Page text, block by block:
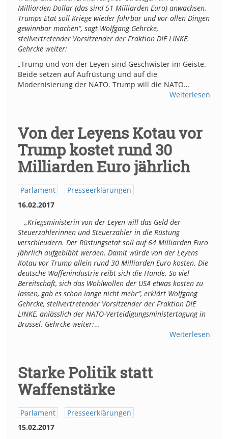
Milliarden Dollar (das sind 51 Milliarden Euro) anwachsen.
Trumps Etat soll Kriege wieder führbar und vor allen Dingen
gewinnbar machen“, sagt Wolfgang Gehrcke,
stellvertretender Vorsitzender der Fraktion DIE LINKE.
Gehrcke weiter:
„Trump und von der Leyen sind Geschwister im Geiste.
Beide setzen auf Aufrüstung und auf die
Modernisierung der NATO. Trump will die NATO…
Weiterlesen
Von der Leyens Kotau vor
Trump kostet rund 30
Milliarden Euro jährlich
Parlament
Presseerklärungen
16.02.2017
„Kriegsministerin von der Leyen will das Geld der
Steuerzahlerinnen und Steuerzahler in die Rüstung
verschleudern. Der Rüstungsetat soll auf 64 Milliarden Euro
jährlich aufgebläht werden. Damit würde von der Leyens
Kotau vor Trump allein rund 30 Milliarden Euro kosten. Die
deutsche Waffenindustrie reibt sich die Hände. So viel
Bereitschaft, sich das Wohlwollen der USA etwas kosten zu
lassen, gab es schon lange nicht mehr“, erklärt Wolfgang
Gehrcke, stellvertretender Vorsitzender der Fraktion DIE
LINKE, anlässlich der NATO-Verteidigungsministertagung in
Brüssel. Gehrcke weiter:…
Weiterlesen
Starke Politik statt
Waffenstärke
Parlament
Presseerklärungen
15.02.2017